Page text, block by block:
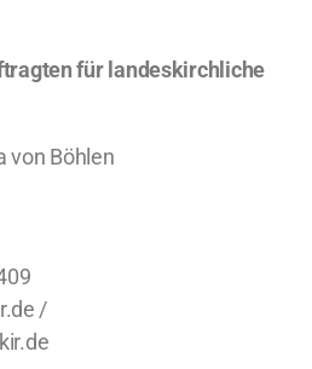
für landeskirchliche
von Böhlen
/